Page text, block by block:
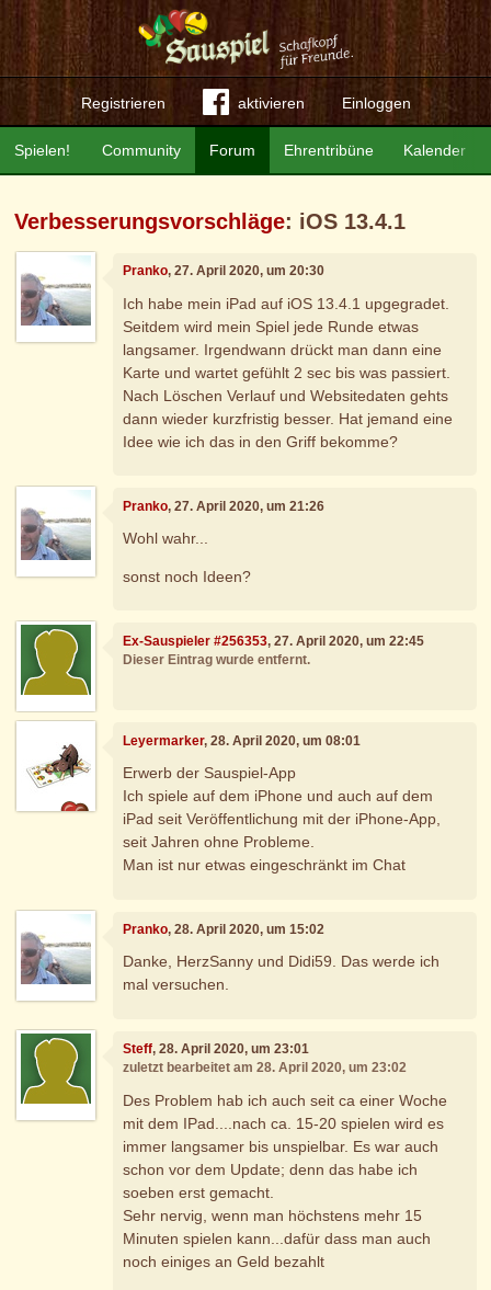
Registrieren aktivieren Einloggen
Community Forum Ehrentribüne Kalender
Spielen!
Verbesserungsvorschläge: iOS 13.4.1
Pranko, 27. April 2020, um 20:30
Ich habe mein iPad auf iOS 13.4.1 upgegradet.
Seitdem wird mein Spiel jede Runde etwas
langsamer. Irgendwann drückt man dann eine
Karte und wartet gefühlt 2 sec bis was passiert.
Nach Löschen Verlauf und Websitedaten gehts
dann wieder kurzfristig besser. Hat jemand eine
Idee wie ich das in den Griff bekomme?
Pranko, 27. April 2020, um 21:26
Wohl wahr...
sonst noch Ideen?
Ex-Sauspieler #256353, 27. April 2020, um 22:45
Dieser Eintrag wurde entfernt.
Leyermarker, 28. April 2020, um 08:01
Erwerb der Sauspiel-App
Ich spiele auf dem iPhone und auch auf dem
iPad seit Veröffentlichung mit der iPhone-App,
seit Jahren ohne Probleme.
Man ist nur etwas eingeschränkt im Chat
Pranko, 28. April 2020, um 15:02
Danke, HerzSanny und Didi59. Das werde ich
mal versuchen.
Steff, 28. April 2020, um 23:01
zuletzt bearbeitet am 28. April 2020, um 23:02
Des Problem hab ich auch seit ca einer Woche
mit dem IPad....nach ca. 15-20 spielen wird es
immer langsamer bis unspielbar. Es war auch
schon vor dem Update; denn das habe ich
soeben erst gemacht.
Sehr nervig, wenn man höchstens mehr 15
Minuten spielen kann...dafür dass man auch
noch einiges an Geld bezahlt